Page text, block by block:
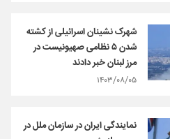
شهرک نشینان اسرائیلی از کشته
شدن ۵ نظامی صهیونیست در
مرز لبنان خبر دادند
۱۴۰۳/۰۸/۰۵
نمایندگی ایران در سازمان ملل در